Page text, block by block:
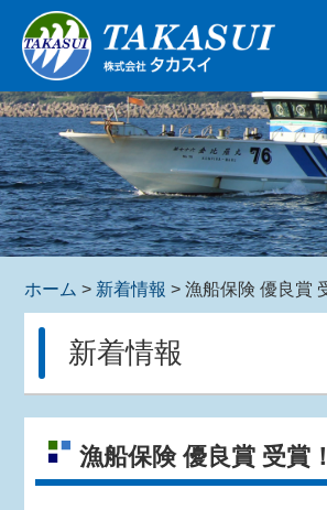
ホーム > 新着情報 > 漁船保険 優良賞
新着情報
漁船保険 優良賞 受賞！